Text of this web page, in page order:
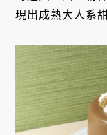
現出成熟大人系